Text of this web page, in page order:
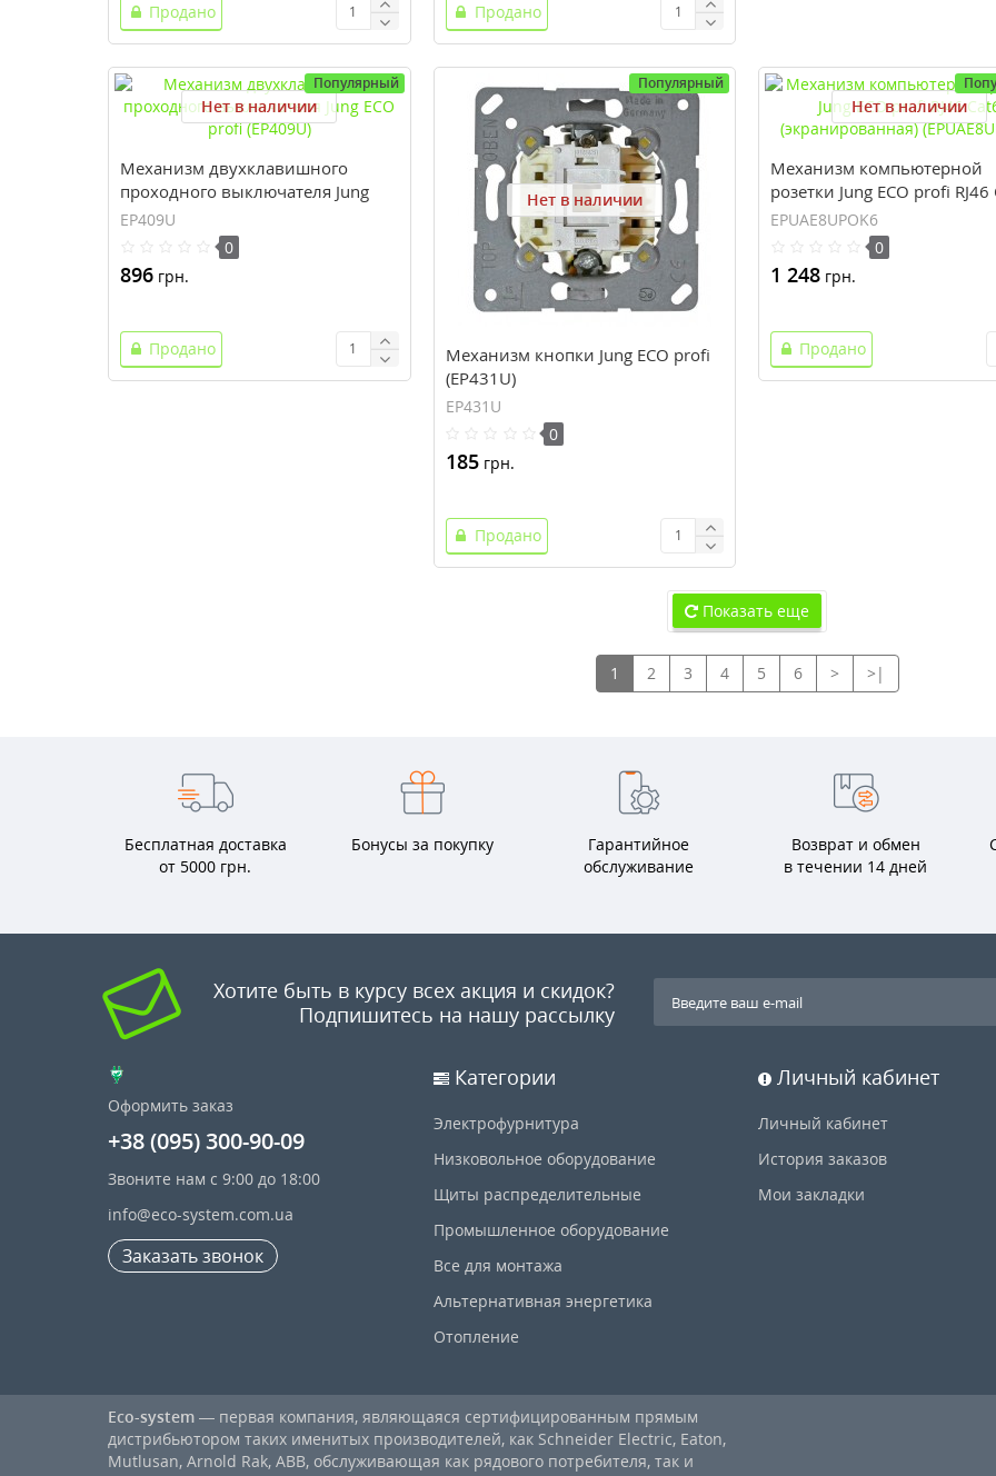
Продано Продано
Популярный
Нет в наличии
Механизм двухклавишного
проходного выключателя Jung
ECO profi (EP409U)
EP409U
0
896 грн.
Продано
Популярный
Нет в наличии
Механизм кнопки Jung ECO profi
(EP431U)
EP431U
0
185грн.
Продано
Нет в наличии
Механизм компьютерной
розетки Jung ECO profi RJ46
(экранированная)
EPUAE8UPOK6
0
1 248 грн.
Продано
Показать еще
1 2 3 4 5 6 >
>|
Бесплатная доставка
от 5000 грн.
Бонусы за покупку
Гарантийное
обслуживание
Возврат и обмен
в течении 14 дней
Хотите быть в курсу всех акция и скидок?
Подпишитесь на нашу рассылку
Оформить заказ
+38 (095) 300-90-09
Звоните нам с 9:00 до 18:00
info@eco-system.com.ua
Заказать звонок
Категории
Электрофурнитура
Низковольное оборудование
Щиты распределительные
Промышленное оборудование
Все для монтажа
Альтернативная энергетика
Отопление
Личный кабинет
Личный кабинет
История заказов
Мои закладки
Eco-system — первая компания, являющаяся сертифицированным прямым
дистрибьютором таких именитых производителей, как Schneider Electric, Eaton,
Mutlusan, Arnold Rak, ABB, обслуживающая как рядового потребителя, так и